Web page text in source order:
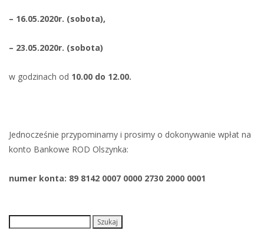
– 16.05.2020r. (sobota),
– 23.05.2020r. (sobota)
w godzinach od 10.00 do 12.00.
Jednocześnie przypominamy i prosimy o dokonywanie wpłat na
konto Bankowe ROD Olszynka:
numer konta: 89 8142 0007 0000 2730 2000 0001